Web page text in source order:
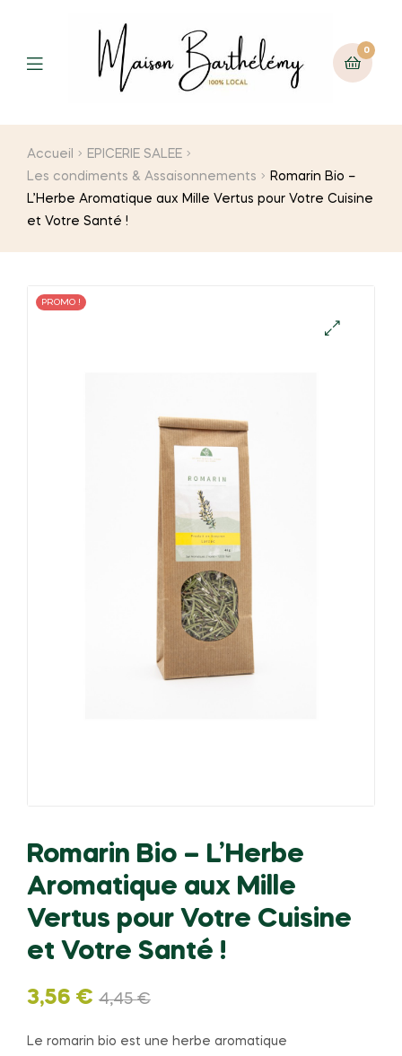
0
Menu
Accueil
EPICERIE SALEE
Les condiments & Assaisonnements
Romarin Bio –
L’Herbe Aromatique aux Mille Vertus pour Votre Cuisine
et Votre Santé !
PROMO !
Romarin Bio – L’Herbe
Aromatique aux Mille
Vertus pour Votre Cuisine
et Votre Santé !
4,45€
Le
prix
3,56 €
Le
prix
Le romarin bio est une herbe aromatique